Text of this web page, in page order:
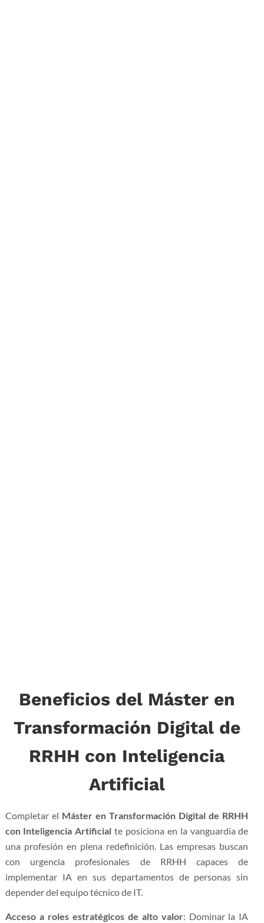
Beneficios del Máster en
Transformación Digital de
RRHH con Inteligencia
Artificial
Completar el Máster en Transformación Digital de RRHH
con Inteligencia Artificial te posiciona en la vanguardia de
una profesión en plena redefinición. Las empresas buscan
con urgencia profesionales de RRHH capaces de
implementar IA en sus departamentos de personas sin
depender del equipo técnico de IT.
Acceso a roles estratégicos de alto valor: Dominar la IA